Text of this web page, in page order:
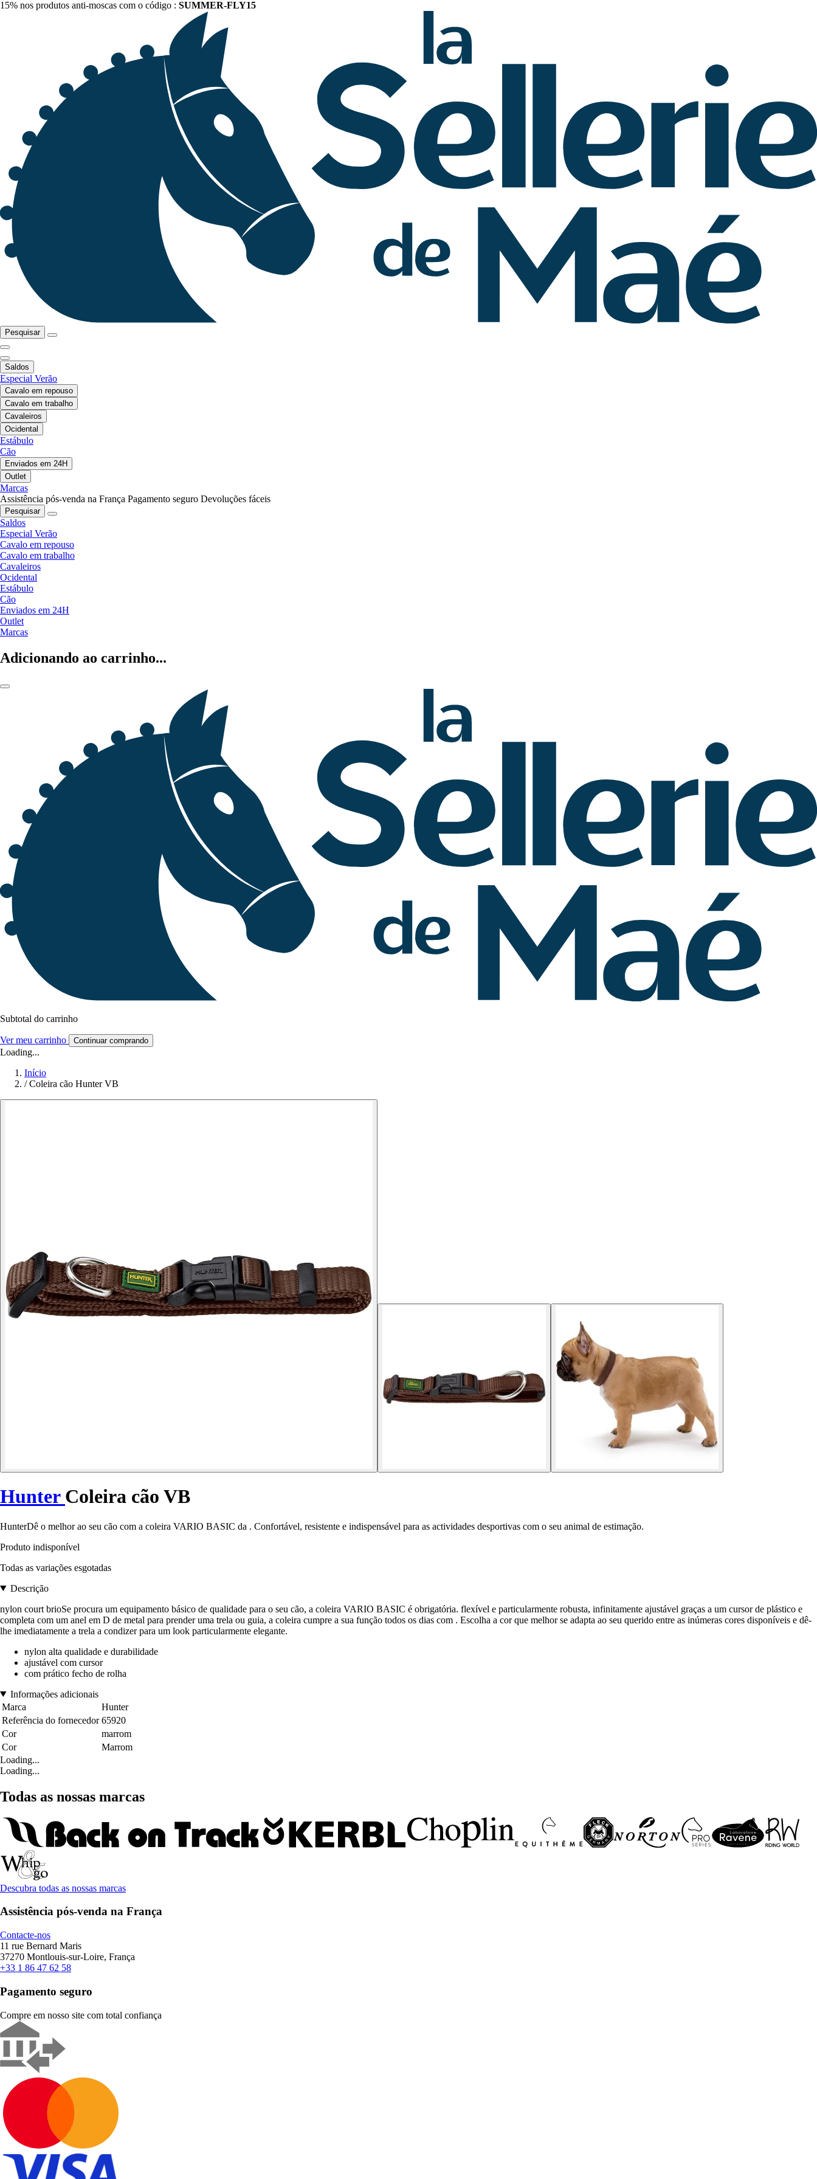
15% nos produtos anti-moscas com o código : SUMMER-FLY15
Pesquisar
Saldos
Especial Verão
Cavalo em repouso
Cavalo em trabalho
Cavaleiros
Ocidental
Estábulo
Cão
Enviados em 24H
Outlet
Marcas
Assistência pós-venda na França Pagamento seguro Devoluções fáceis
Pesquisar
Saldos
Especial Verão
Cavalo em repouso
Cavalo em trabalho
Cavaleiros
Ocidental
Estábulo
Cão
Enviados em 24H
Outlet
Marcas
Adicionando ao carrinho...
Subtotal do carrinho
Ver meu carrinho Continuar comprando
Loading...
Início
/ Coleira cão Hunter VB
Hunter Coleira cão VB
HunterDê o melhor ao seu cão com a coleira VARIO BASIC da . Confortável, resistente e indispensável para as actividades desportivas com o seu animal de estimação.
Produto indisponível
Todas as variações esgotadas
Descrição
nylon court brioSe procura um equipamento básico de qualidade para o seu cão, a coleira VARIO BASIC é obrigatória. flexível e particularmente robusta, infinitamente ajustável graças a um cursor de plástico e
completa com um anel em D de metal para prender uma trela ou guia, a coleira cumpre a sua função todos os dias com . Escolha a cor que melhor se adapta ao seu querido entre as inúmeras cores disponíveis e dê-
lhe imediatamente a trela a condizer para um look particularmente elegante.
nylon alta qualidade e durabilidade
ajustável com cursor
com prático fecho de rolha
Informações adicionais
Marca
Hunter
Referência do fornecedor 65920
Cor
marrom
Cor
Marrom
Loading...
Loading...
Todas as nossas marcas
Descubra todas as nossas marcas
Assistência pós-venda na França
Contacte-nos
11 rue Bernard Maris
37270 Montlouis-sur-Loire, França
+33 1 86 47 62 58
Pagamento seguro
Compre em nosso site com total confiança